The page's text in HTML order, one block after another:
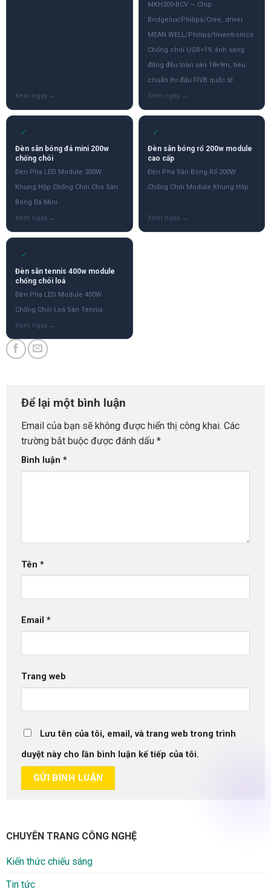
MKH200-BCV — Chip
Bridgelux/Philips/Cree, driver
MEAN WELL/Philips/Inventronics.
Chống chói UGR<19, ánh sáng
đồng đều toàn sân 18×9m, tiêu
chuẩn thi đấu FIVB quốc tế
✓
Đèn sân bóng đá mini 200w
chống chói
Đèn Pha LED Module 200W
Khung Hộp Chống Chói Cho Sân
Bóng Đá Mini
✓
Đèn sân bóng rổ 200w module
cao cấp
Đèn Pha Sân Bóng Rổ 200W
Chống Chói Module Khung Hộp
✓
Đèn sân tennis 400w module
chống chói loá
Đèn Pha LED Module 400W
Chống Chói Loá Sân Tennis
Để lại một bình luận
Email của bạn sẽ không được hiển thị công khai. Các
trường bắt buộc được đánh dấu *
Bình luận *
Tên *
Email *
Trang web
Lưu tên của tôi, email, và trang web trong trình
duyệt này cho lần bình luận kế tiếp của tôi.
CHUYÊN TRANG CÔNG NGHỆ
Kiến thức chiếu sáng
Tin tức